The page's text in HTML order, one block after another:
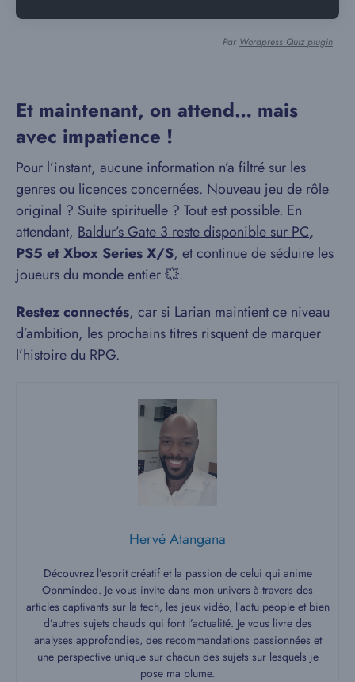
Par Wordpress Quiz plugin
Et maintenant, on attend… mais
avec impatience !
Pour l’instant, aucune information n’a filtré sur les
genres ou licences concernées. Nouveau jeu de rôle
original ? Suite spirituelle ? Tout est possible. En
attendant, Baldur’s Gate 3 reste disponible sur PC,
PS5 et Xbox Series X/S, et continue de séduire les
joueurs du monde entier 💥.
Restez connectés, car si Larian maintient ce niveau
d’ambition, les prochains titres risquent de marquer
l’histoire du RPG.
Hervé Atangana
Découvrez l’esprit créatif et la passion de celui qui anime
Opnminded. Je vous invite dans mon univers à travers des
articles captivants sur la tech, les jeux vidéo, l’actu people et bien
d’autres sujets chauds qui font l’actualité. Je vous livre des
analyses approfondies, des recommandations passionnées et
une perspective unique sur chacun des sujets sur lesquels je
pose ma plume.